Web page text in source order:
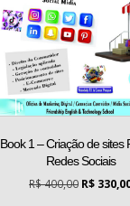
Book 1 – Criação de sites
Redes Sociais
R$400,00 O
R$